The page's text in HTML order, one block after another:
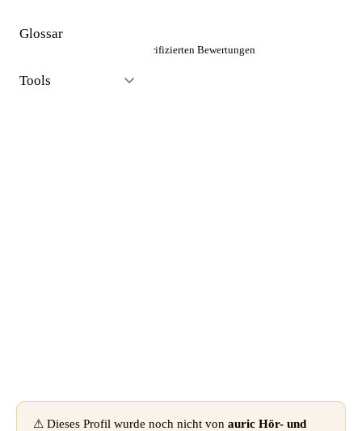
Glossar
Tools
Noch keine verifizierten Bewertungen
⚠ Dieses Profil wurde noch nicht von auric Hör- und